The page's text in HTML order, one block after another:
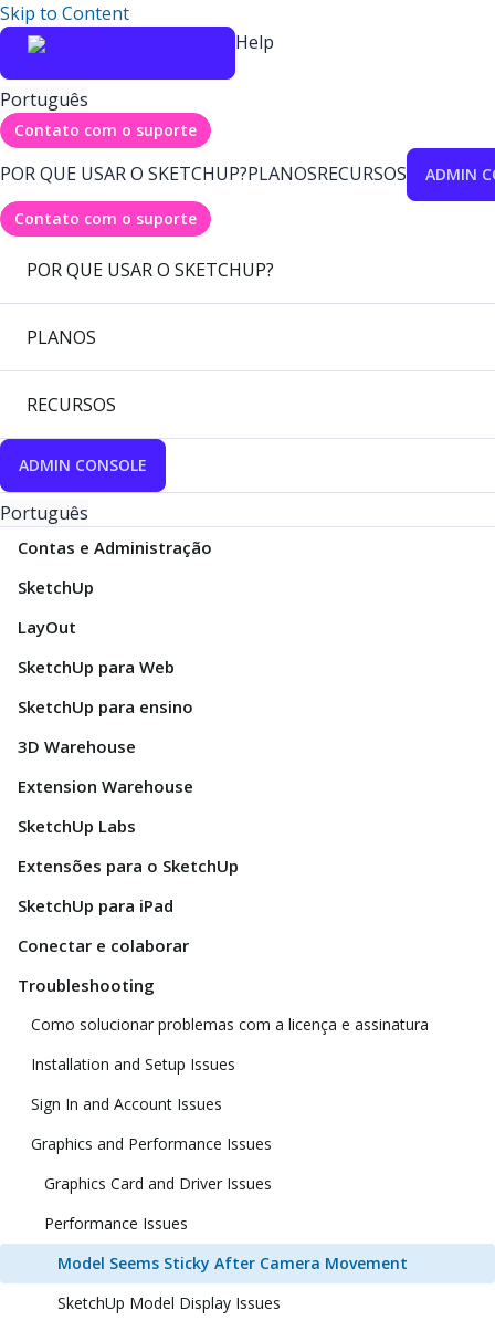
Skip to Content
Help
Português
Contato com o suporte
POR QUE USAR O SKETCHUP?PLANOSRECURSOS ADMIN
Contato com o suporte
POR QUE USAR O SKETCHUP?
PLANOS
RECURSOS
ADMIN CONSOLE
Português
Contas e Administração
SketchUp
LayOut
SketchUp para Web
SketchUp para ensino
3D Warehouse
Extension Warehouse
SketchUp Labs
Extensões para o SketchUp
SketchUp para iPad
Conectar e colaborar
Troubleshooting
Como solucionar problemas com a licença e assinatura
Installation and Setup Issues
Sign In and Account Issues
Graphics and Performance Issues
Graphics Card and Driver Issues
Performance Issues
Model Seems Sticky After Camera Movement
SketchUp Model Display Issues